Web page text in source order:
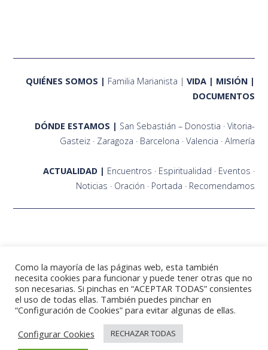
QUIÉNES SOMOS Familia Marianista VIDA
MISIÓN
DOCUMENTOS
DÓNDE ESTAMOS San Sebastián – Donostia
Vitoria-
Gasteiz
Zaragoza Barcelona Valencia Almería
ACTUALIDAD Encuentros Espiritualidad
Eventos
Noticias
Oración Portada Recomendamos
©2021 Fraternidades Marianistas Zaragoza
Contacto
Política de Privacidad Política de Cookies Aviso Legal Mapa del sitio
Como la mayoría de las páginas web, esta también
necesita cookies para funcionar y puede tener otras que no
son necesarias. Si pinchas en “ACEPTAR TODAS” consientes
el uso de todas ellas. También puedes pinchar en
“Configuración de Cookies” para evitar algunas de ellas.
Configurar Cookies
RECHAZAR TODAS